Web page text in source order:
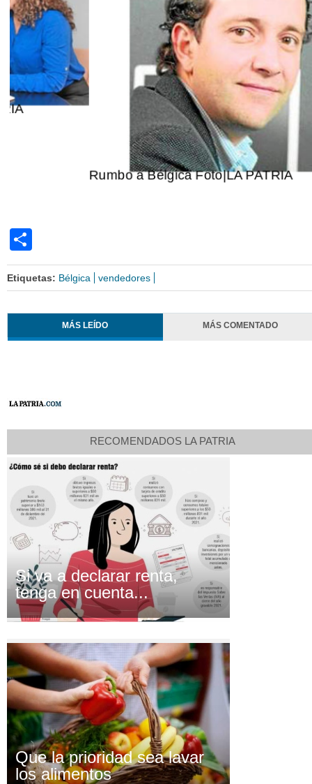
Rumbo a Bélgica Foto|LA PATRIA
Etiquetas: Bélgica vendedores
MÁS LEÍDO MÁS COMENTADO
RECOMENDADOS LA PATRIA
Si va a declarar renta,
tenga en cuenta...
Que la prioridad sea lavar
los alimentos